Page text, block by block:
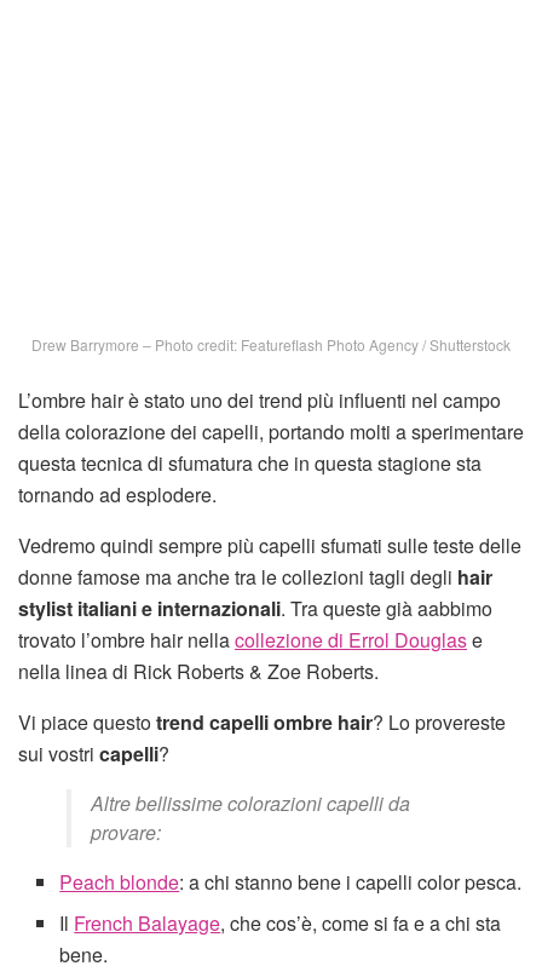
Drew Barrymore – Photo credit: Featureflash Photo Agency / Shutterstock
L’ombre hair è stato uno dei trend più influenti nel campo
della colorazione dei capelli, portando molti a sperimentare
questa tecnica di sfumatura che in questa stagione sta
tornando ad esplodere.
Vedremo quindi sempre più capelli sfumati sulle teste delle
donne famose ma anche tra le collezioni tagli degli hair
stylist italiani e internazionali. Tra queste già aabbimo
trovato l’ombre hair nellacollezione di Errol Douglase
nella linea di Rick Roberts & Zoe Roberts.
Vi piace questotrend capelliombre hair? Lo provereste
sui vostri capelli?
Altre bellissime colorazioni capelli da
provare:
Peach blonde: a chi stanno bene i capelli color pesca.
Il French Balayage, che cos’è, come si fa e a chi sta
bene.